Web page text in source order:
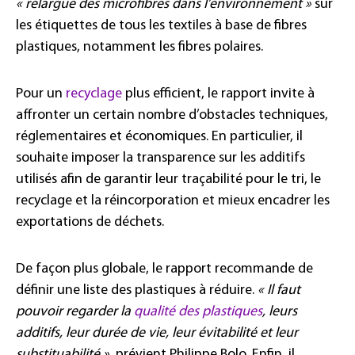
« relargue des microfibres dans l’environnement » sur
les étiquettes de tous les textiles à base de fibres
plastiques, notamment les fibres polaires.
Pour un recyclage plus efficient, le rapport invite à
affronter un certain nombre d’obstacles techniques,
réglementaires et économiques. En particulier, il
souhaite imposer la transparence sur les additifs
utilisés afin de garantir leur traçabilité pour le tri, le
recyclage et la réincorporation et mieux encadrer les
exportations de déchets.
De façon plus globale, le rapport recommande de
définir une liste des plastiques à réduire. « Il faut
pouvoir regarder la qualité des plastiques, leurs
additifs, leur durée de vie, leur évitabilité et leur